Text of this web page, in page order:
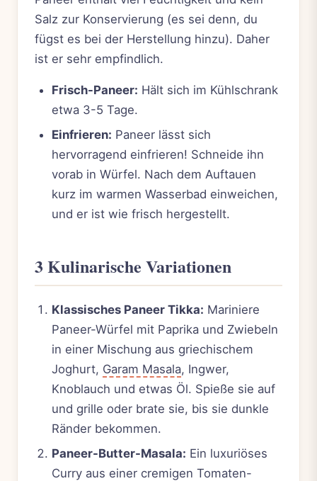
Salz zur Konservierung (es sei denn, du
fügst es bei der Herstellung hinzu). Daher
ist er sehr empfindlich.
Frisch-Paneer: Hält sich im Kühlschrank
etwa 3-5 Tage.
Einfrieren: Paneer lässt sich
hervorragend einfrieren! Schneide ihn
vorab in Würfel. Nach dem Auftauen
kurz im warmen Wasserbad einweichen,
und er ist wie frisch hergestellt.
3 Kulinarische Variationen
Klassisches Paneer Tikka: Mariniere
Paneer-Würfel mit Paprika und Zwiebeln
in einer Mischung aus griechischem
Joghurt, Garam Masala, Ingwer,
Knoblauch und etwas Öl. Spieße sie auf
und grille oder brate sie, bis sie dunkle
Ränder bekommen.
Paneer-Butter-Masala: Ein luxuriöses
Curry aus einer cremigen Tomaten-